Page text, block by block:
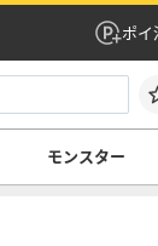
ポイ
モンスター